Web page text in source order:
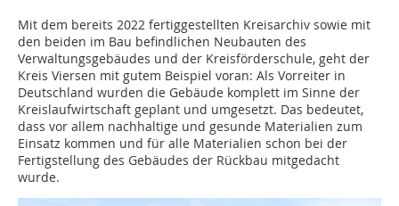
Mit dem bereits 2022 fertiggestellten Kreisarchiv sowie mit
den beiden im Bau befindlichen Neubauten des
Verwaltungsgebäudes und der Kreisförderschule, geht der
Kreis Viersen mit gutem Beispiel voran: Als Vorreiter in
Deutschland wurden die Gebäude komplett im Sinne der
Kreislaufwirtschaft geplant und umgesetzt. Das bedeutet,
dass vor allem nachhaltige und gesunde Materialien zum
Einsatz kommen und für alle Materialien schon bei der
Fertigstellung des Gebäudes der Rückbau mitgedacht
wurde.